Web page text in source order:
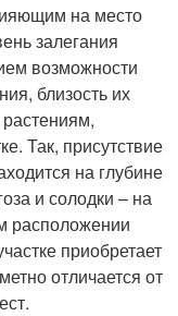
на место
залегания
возможности
близость их
Так, присутствие
на глубине
и солодки – на
расположении
приобретает
отличается от